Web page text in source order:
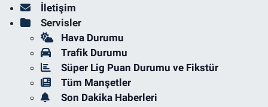
İletişim
Servisler
Hava Durumu
Trafik Durumu
Süper Lig Puan Durumu ve Fikstür
Tüm Manşetler
Son Dakika Haberleri